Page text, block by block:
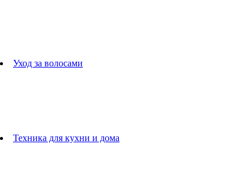
Уход за волосами
Техника для кухни и дома